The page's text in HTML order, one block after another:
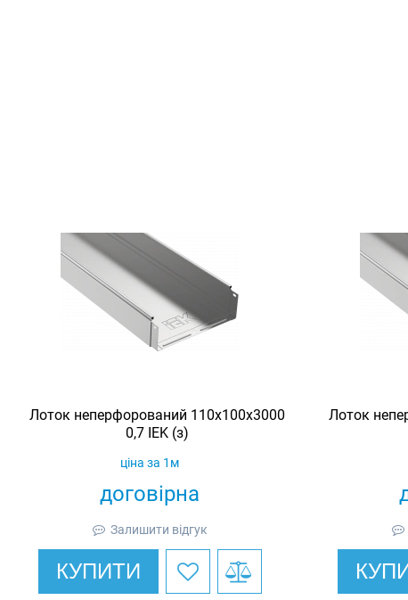
Лоток неперфорований 110х100х3000
0,7 IEK (з)
договірна
ціна за 1м
Залишити відгук
КУПИТИ
Лоток